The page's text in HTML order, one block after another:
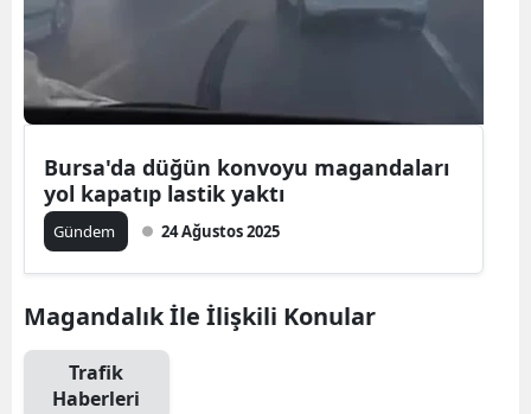
Bursa'da düğün konvoyu magandaları
yol kapatıp lastik yaktı
Gündem 24 Ağustos 2025
Magandalık İle İlişkili Konular
Trafik
Haberleri